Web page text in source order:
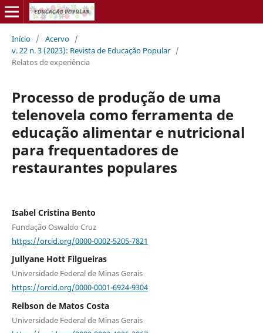
Início / Acervo /
v. 22 n. 3 (2023): Revista de Educação Popular /
Relatos de experiência
Processo de produção de uma
telenovela como ferramenta de
educação alimentar e nutricional
para frequentadores de
restaurantes populares
Isabel Cristina Bento
Fundação Oswaldo Cruz
https://orcid.org/0000-0002-5205-7821
Jullyane Hott Filgueiras
Universidade Federal de Minas Gerais
https://orcid.org/0000-0001-6924-9304
Relbson de Matos Costa
Universidade Federal de Minas Gerais